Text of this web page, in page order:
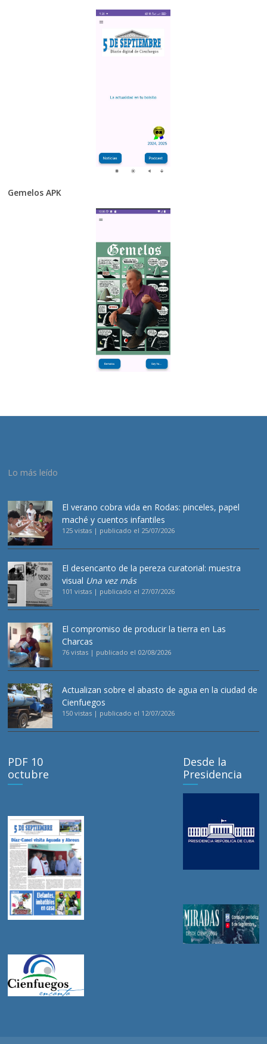
Gemelos APK
Lo más leído
El verano cobra vida en Rodas: pinceles, papel
maché y cuentos infantiles
125 vistas | publicado el 25/07/2026
El desencanto de la pereza curatorial: muestra
visual Una vez más
101 vistas | publicado el 27/07/2026
El compromiso de producir la tierra en Las
Charcas
76 vistas | publicado el 02/08/2026
Actualizan sobre el abasto de agua en la ciudad de
Cienfuegos
150 vistas | publicado el 12/07/2026
PDF 10
octubre
Desde la
Presidencia